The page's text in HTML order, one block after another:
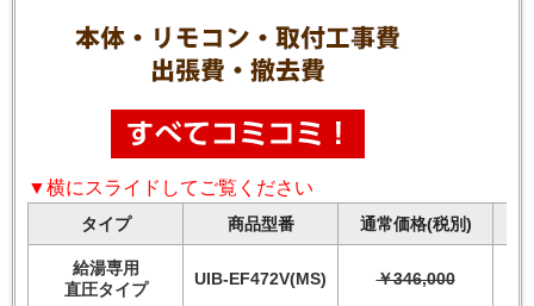
▼横にスライドしてご覧ください
タイプ 商品型番 通常価格(税別)
給湯専用
直圧タイプ
UIB-EF472V(MS) ￥346,000